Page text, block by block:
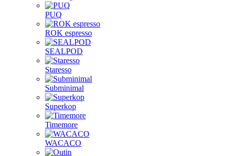
PUQ
ROK espresso
SEALPOD
Staresso
Subminimal
Superkop
Timemore
WACACO